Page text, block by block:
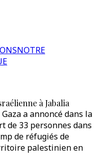
NOTRE
à Jabalia
a annoncé dans la
de 33 personnes dans
de réfugiés de
palestinien en